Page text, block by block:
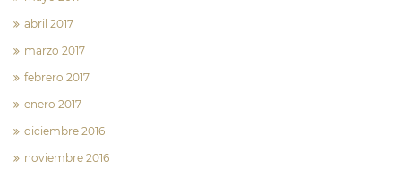
abril 2017
marzo 2017
febrero 2017
enero 2017
diciembre 2016
noviembre 2016